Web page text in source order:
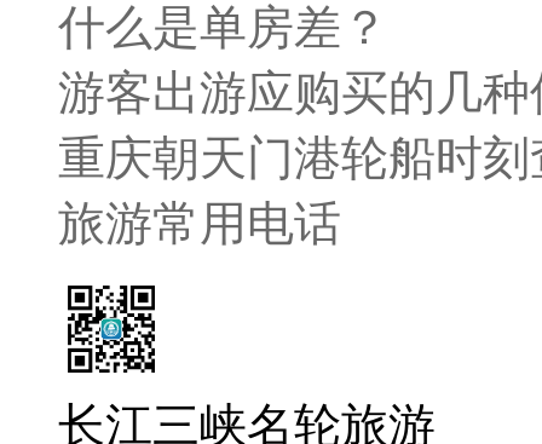
什么是单房差？
游客出游应购买的几种
重庆朝天门港轮船时
旅游常用电话
长江三峡名轮旅游